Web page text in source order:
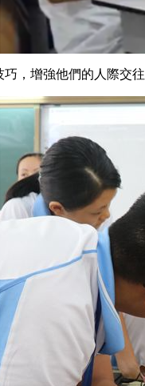
，增強他們的人際交